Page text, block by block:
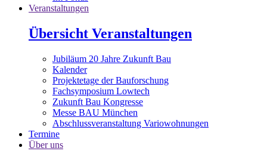
Veranstaltungen
Übersicht Veranstaltungen
Jubiläum 20 Jahre Zukunft Bau
Kalender
Projektetage der Bauforschung
Fachsymposium Lowtech
Zukunft Bau Kongresse
Messe BAU München
Abschlussveranstaltung Variowohnungen
Termine
Über uns